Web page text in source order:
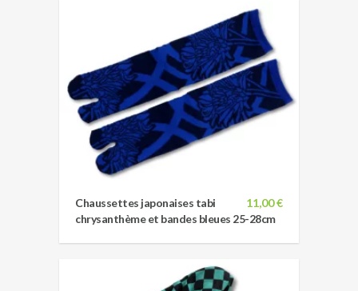
11,00 €
Chaussettes japonaises tabi
chrysanthème et bandes bleues 25-28cm